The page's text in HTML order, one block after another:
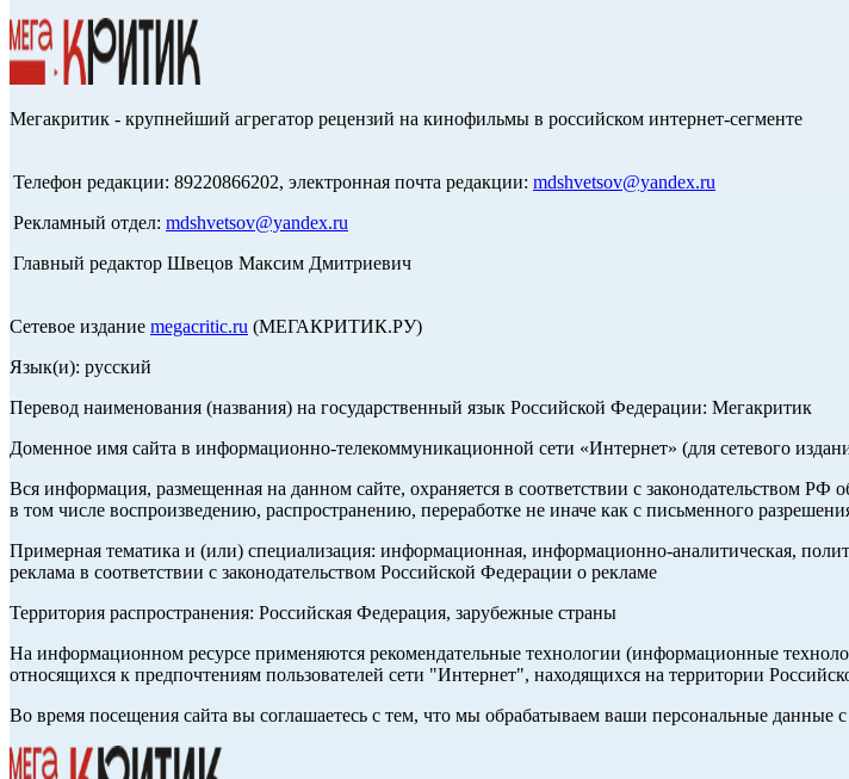
Мегакритик - крупнейший агрегатор рецензий на кинофильмы в российском интернет-сегменте
Телефон редакции: 89220866202, электронная почта редакции: mdshvetsov@yandex.ru
Рекламный отдел: mdshvetsov@yandex.ru
Главный редактор Швецов Максим Дмитриевич
Сетевое издание megacritic.ru (МЕГАКРИТИК.РУ)
Язык(и): русский
Перевод наименования (названия) на государственный язык Российской Федерации: Мегакритик
Доменное имя сайта в информационно-телекоммуникационной сети «Интернет» (для сетевого
Вся информация, размещенная на данном сайте, охраняется в соответствии с законодательством
в том числе воспроизведению, распространению, переработке не иначе как с письменного
Примерная тематика и (или) специализация: информационная, информационно-аналитическая,
реклама в соответствии с законодательством Российской Федерации о рекламе
Территория распространения: Российская Федерация, зарубежные страны
На информационном ресурсе применяются рекомендательные технологии (информационные
относящихся к предпочтениям пользователей сети "Интернет", находящихся на территории
Во время посещения сайта вы соглашаетесь с тем, что мы обрабатываем ваши персональные данные